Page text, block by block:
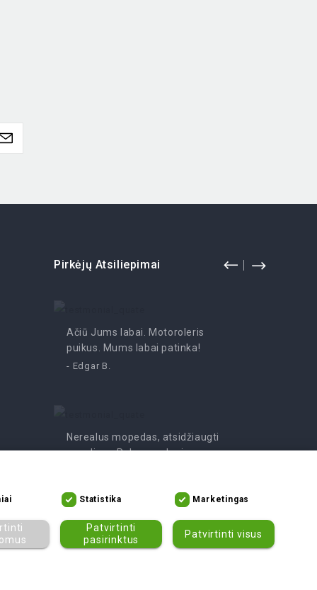
Pirkėjų Atsiliepimai
Ačiū Jums labai. Motoroleris
puikus. Mums labai patinka!
- Edgar B.
Nerealus mopedas, atsidžiaugti
negalime. Rekomenduojame
Statistika Marketingas
Patvirtinti
pasirinktus
Patvirtinti visus